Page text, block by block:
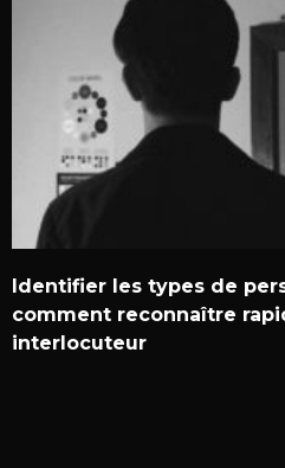
Identifier les types de
comment reconnaître
interlocuteur